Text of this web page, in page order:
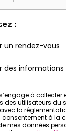
:
un rendez-vous
des informations
à collecter
des utilisateurs du
la
à la
mes données